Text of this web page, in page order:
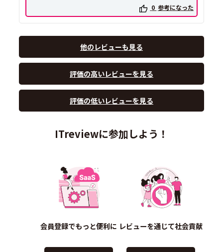
0 参考になった
他のレビューも見る
評価の高いレビューを見る
評価の低いレビューを見る
ITreviewに参加しよう！
会員登録でもっと便利に レビューを通じて社会貢献